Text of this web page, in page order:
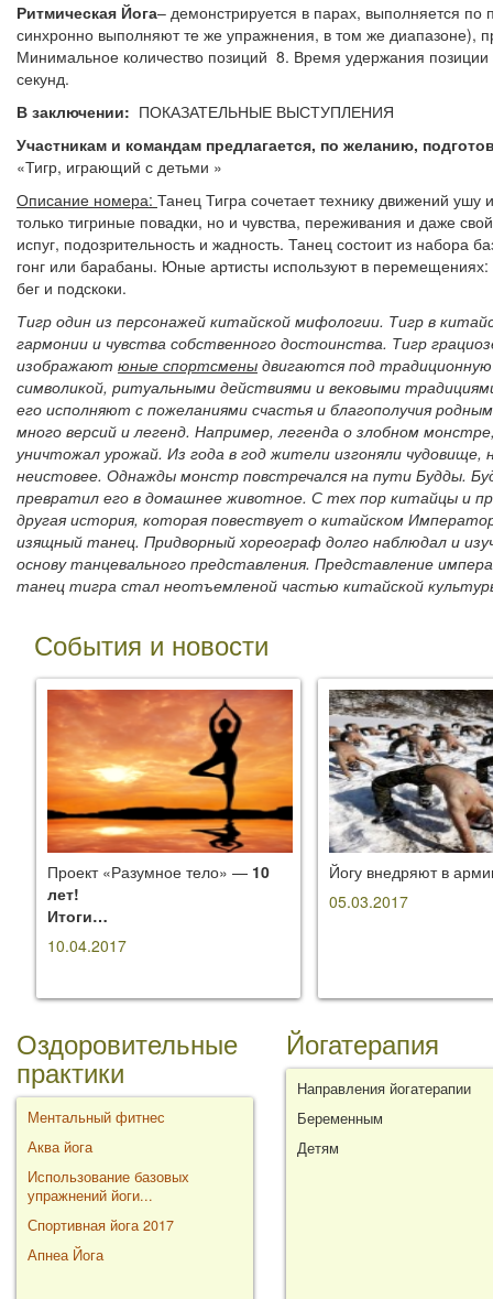
Ритмическая Йога– демонстрируется в парах, выполняется по
синхронно выполняют те же упражнения, в том же диапазоне),
Минимальное количество позиций 8. Время удержания
секунд.
В заключении: ПОКАЗАТЕЛЬНЫЕ ВЫСТУПЛЕНИЯ
Участникам и командам предлагается, по желанию,
«Тигр, играющий с детьми »
Описание номера: Танец Тигра сочетает технику движений
только тигриные повадки, но и чувства, переживания и даже
испуг, подозрительность и жадность. Танец состоит из набора
гонг или барабаны. Юные артисты используют в
бег и подскоки.
Тигр один из персонажей китайской мифологии. Тигр в
гармонии и чувства собственного достоинства. Тигр
изображают юные спортсмены двигаются под
символикой, ритуальными действиями и вековыми
его исполняют с пожеланиями счастья и благополучия
много версий и легенд. Например, легенда о злобном
уничтожал урожай. Из года в год жители изгоняли чудовище,
неистовее. Однажды монстр повстречался на пути Будды.
превратил его в домашнее животное. С тех пор китайцы и
другая история, которая повествует о китайском
изящный танец. Придворный хореограф долго наблюдал и
основу танцевального представления. Представление
танец тигра стал неотъемленой частью китайской
События и новости
Проект «Разумное тело» — 10
лет!
Итоги…
10.04.2017
Йогу внедряют в
05.03.2017
Оздоровительные
практики
Ментальный фитнес
Аква йога
Использование базовых
упражнений йоги...
Спортивная йога 2017
Апнеа Йога
Йогатерапия
Направления йогатерапии
Беременным
Детям